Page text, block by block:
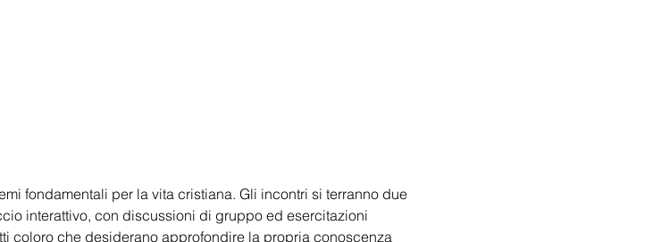
fondamentali per la vita cristiana. Gli incontri si terranno due
interattivo, con discussioni di gruppo ed esercitazioni
coloro che desiderano approfondire la propria conoscenza